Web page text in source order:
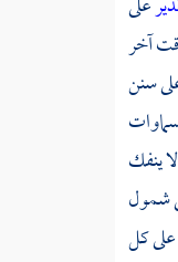
آخر
سنن
ينفك
شمول
كل